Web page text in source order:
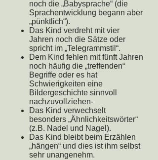
noch die „Babysprache“ (die
Sprachentwicklung begann aber
„pünktlich“).
Das Kind verdreht mit vier
Jahren noch die Sätze oder
spricht im „Telegrammstil“.
Dem Kind fehlen mit fünft Jahren
noch häufig die „treffenden“
Begriffe oder es hat
Schwierigkeiten eine
Bildergeschichte sinnvoll
nachzuvollziehen-
Das Kind verwechselt
besonders „Ähnlichkeitswörter“
(z.B. Nadel und Nagel).
Das Kind bleibt beim Erzählen
„hängen“ und dies ist ihm selbst
sehr unangenehm.